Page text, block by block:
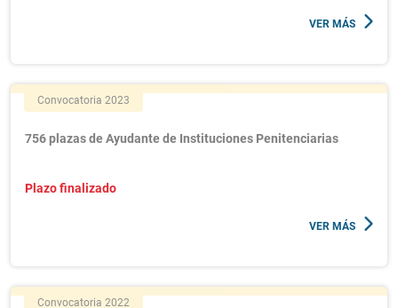
VER MÁS
Convocatoria 2023
756 plazas de Ayudante de Instituciones Penitenciarias
Plazo finalizado
VER MÁS
Convocatoria 2022